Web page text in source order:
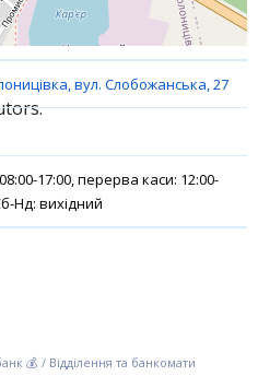
вул. Слобожанська, 27
17:00, перерва каси: 12:00-
Нд: вихідний
💰 / Відділення та банкомати